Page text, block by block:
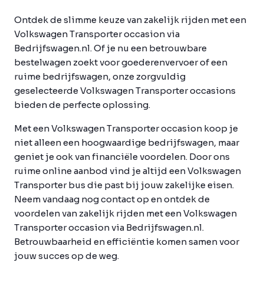
Ontdek de slimme keuze van zakelijk rijden met een
Volkswagen Transporter occasion via
Bedrijfswagen.nl. Of je nu een betrouwbare
bestelwagen zoekt voor goederenvervoer of een
ruime bedrijfswagen, onze zorgvuldig
geselecteerde Volkswagen Transporter occasions
bieden de perfecte oplossing.
Met een Volkswagen Transporter occasion koop je
niet alleen een hoogwaardige bedrijfswagen, maar
geniet je ook van financiële voordelen. Door ons
ruime online aanbod vind je altijd een Volkswagen
Transporter bus die past bij jouw zakelijke eisen.
Neem vandaag nog contact op en ontdek de
voordelen van zakelijk rijden met een Volkswagen
Transporter occasion via Bedrijfswagen.nl.
Betrouwbaarheid en efficiëntie komen samen voor
jouw succes op de weg.